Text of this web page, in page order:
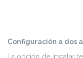
Configuración a dos